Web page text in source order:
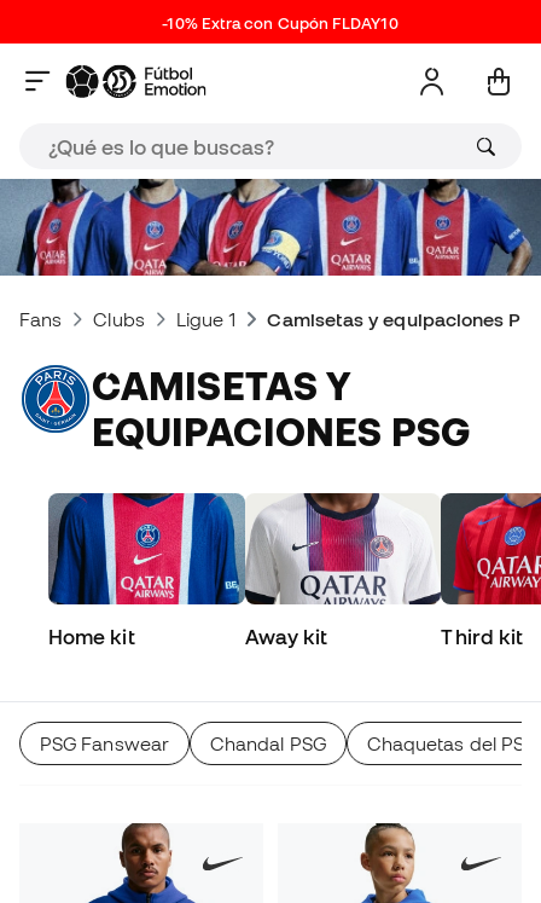
-10% Extra con Cupón FLDAY10
Fans Clubs Ligue 1 Camisetas y equipaciones
CAMISETAS Y
EQUIPACIONES PSG
Home kit Away kit Third kit
PSG Fanswear Chandal PSG Chaquetas del PSG